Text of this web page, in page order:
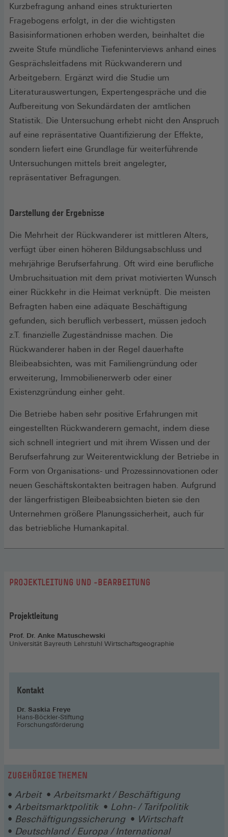
Kurzbefragung anhand eines strukturierten
Fragebogens erfolgt, in der die wichtigsten
Basisinformationen erhoben werden, beinhaltet die
zweite Stufe mündliche Tiefeninterviews anhand eines
Gesprächsleitfadens mit Rückwanderern und
Arbeitgebern. Ergänzt wird die Studie um
Literaturauswertungen, Expertengespräche und die
Aufbereitung von Sekundärdaten der amtlichen
Statistik. Die Untersuchung erhebt nicht den Anspruch
auf eine repräsentative Quantifizierung der Effekte,
sondern liefert eine Grundlage für weiterführende
Untersuchungen mittels breit angelegter,
repräsentativer Befragungen.
Darstellung der Ergebnisse
Die Mehrheit der Rückwanderer ist mittleren Alters,
verfügt über einen höheren Bildungsabschluss und
mehrjährige Berufserfahrung. Oft wird eine berufliche
Umbruchsituation mit dem privat motivierten Wunsch
einer Rückkehr in die Heimat verknüpft. Die meisten
Befragten haben eine adäquate Beschäftigung
gefunden, sich beruflich verbessert, müssen jedoch
z.T. finanzielle Zugeständnisse machen. Die
Rückwanderer haben in der Regel dauerhafte
Bleibeabsichten, was mit Familiengründung oder
erweiterung, Immobilienerwerb oder einer
Existenzgründung einher geht.
Die Betriebe haben sehr positive Erfahrungen mit
eingestellten Rückwanderern gemacht, indem diese
sich schnell integriert und mit ihrem Wissen und der
Berufserfahrung zur Weiterentwicklung der Betriebe in
Form von Organisations- und Prozessinnovationen oder
neuen Geschäftskontakten beitragen haben. Aufgrund
der längerfristigen Bleibeabsichten bieten sie den
Unternehmen größere Planungssicherheit, auch für
das betriebliche Humankapital.
PROJEKTLEITUNG UND -BEARBEITUNG
Projektleitung
Prof. Dr. Anke Matuschewski
Universität Bayreuth Lehrstuhl Wirtschaftsgeographie
Kontakt
Dr. Saskia Freye
Hans-Böckler-Stiftung
Forschungsförderung
ZUGEHÖRIGE THEMEN
Arbeit
Arbeitsmarkt / Beschäftigung
Arbeitsmarktpolitik
Lohn- / Tarifpolitik
Beschäftigungssicherung
Wirtschaft
Deutschland / Europa / International